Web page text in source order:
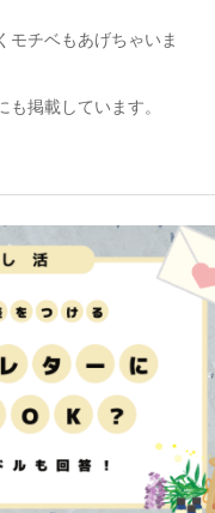
モチベもあげちゃいま
掲載しています。